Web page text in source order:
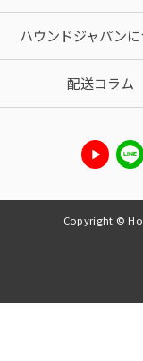
ハウンドジャパン
配送コラム
Copyright ©